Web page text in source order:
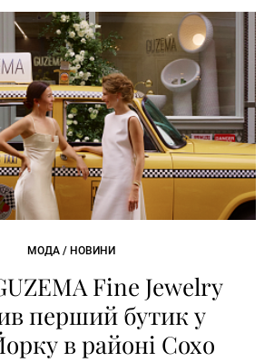
МОДА / НОВИНИ
Fine Jewelry
перший бутик у
в районі Сохо